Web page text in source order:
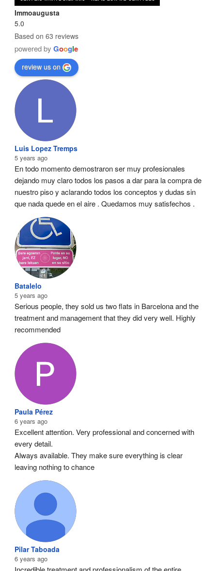
Immoaugusta
5.0
Based on 63 reviews
powered by Google
review us on
Luis Lopez Tremps
5 years ago
En todo momento demostraron ser muy profesionales
dejando muy claro todos los pasos a dar para la compra de
nuestro piso y aclarando todos los conceptos y dudas sin
que nada quede en el aire . Quedamos muy satisfechos .
Batalelo
5 years ago
Serious people, they sold us two flats in Barcelona and the
treatment and management that they did very well. Highly
recommended
Paula Pérez
6 years ago
Excellent attention. Very professional and concerned with
every detail.
Always available. They make sure everything is clear
leaving nothing to chance
Pilar Taboada
6 years ago